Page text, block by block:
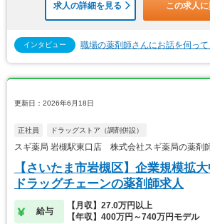
求人の詳細を見る この求人
インタビュー 職場の薬剤師さんにお話を伺っ
更新日：2026年6月18日
正社員 ドラッグストア（調剤併設）
スギ薬局 岩槻駅東口店 株式会社スギ薬局の薬剤
【さいたま市岩槻区】企業規模拡
ドラッグチェーンの薬剤師求人
給与
【月収】27.0万円以上
【年収】400万円～740万円モデル